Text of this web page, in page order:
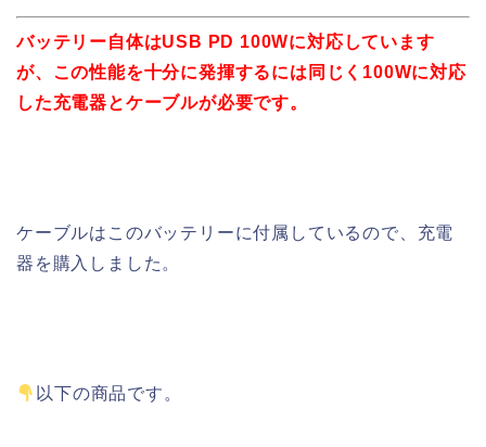
バッテリー自体はUSB PD 100Wに対応しています
が、この性能を十分に発揮するには同じく100Wに対応
した充電器とケーブルが必要です。
ケーブルはこのバッテリーに付属しているので、充電
器を購入しました。
以下の商品です。